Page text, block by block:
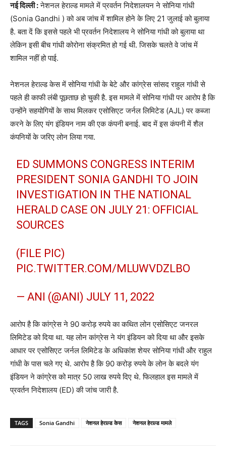
नई दिल्ली :नेशनल हेराल्ड मामले में प्रवर्तन निदेशालयन ने सोनिया गांधी
(Sonia Gandhi ) को अब जांच में शामिल होने के लिए 21 जुलाई को बुलाया
है. बता दें कि इससे पहले भी प्रवर्तन निदेशालय ने सोनिया गांधी को बुलाया था
लेकिन इसी बीच गांधी कोरोना संक्रमित हो गई थी. जिसके चलते वे जांच में
शामिल नहीं हो पाई.
नेशनल हेराल्ड केस में सोनिया गांधी के बेटे और कांग्रेस सांसद राहुल गांधी से
पहले ही काफी लंबी पूछताछ हो चुकी है. इस मामले में सोनिया गांधी पर आरोप है कि
उन्होंने सहयोगियों के साथ मिलकर एसोसिएट जर्नल लिमिटेड (AJL) पर कब्जा
करने के लिए यंग इंडियन नाम की एक कंपनी बनाई. बाद में इस कंपनी में शैल
कंपनियों के जरिए लोन लिया गया.
ED SUMMONS CONGRESS INTERIM
PRESIDENT SONIA GANDHI TO JOIN
INVESTIGATION IN THE NATIONAL
HERALD CASE ON JULY 21: OFFICIAL
SOURCES
(FILE PIC)
PIC.TWITTER.COM/MLUWVDZLBO
— ANI (@ANI) JULY 11, 2022
आरोप है कि कांग्रेस ने 90 करोड़ रुपये का कथित लोन एसोसिएट जनरल
लिमिटेड को दिया था. यह लोन कांग्रेस ने यंग इंडियन को दिया था और इसके
आधार पर एसोसिएट जर्नल लिमिटेड के अधिकांश शेयर सोनिया गांधी और राहुल
गांधी के पास चले गए थे. आरोप है कि 90 करोड़ रुपये के लोन के बदले यंग
इंडियन ने कांग्रेस को मात्र 50 लाख रुपये दिए थे. फिलहाल इस मामले में
प्रवर्तन निदेशालय (ED) की जांच जारी है.
TAGS Sonia Gandhi नेशनल हेराल्ड केस नेशनल हेराल्ड मामले